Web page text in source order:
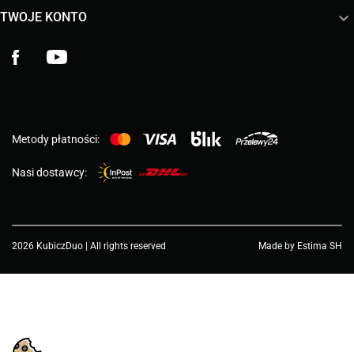
TWOJE KONTO 
Facebook
Metody płatności:
Nasi dostawcy:
2026 KubiczDuo | All rights reserved Made by Estima SH